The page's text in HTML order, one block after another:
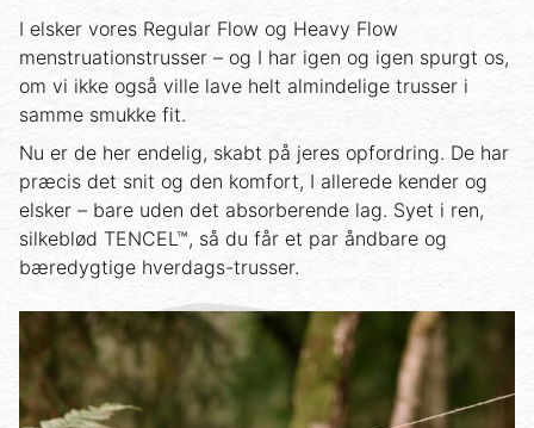
I elsker vores Regular Flow og Heavy Flow
menstruationstrusser – og I har igen og igen spurgt os,
om vi ikke også ville lave helt almindelige trusser i
samme smukke fit.
Nu er de her endelig, skabt på jeres opfordring. De har
præcis det snit og den komfort, I allerede kender og
elsker – bare uden det absorberende lag. Syet i ren,
silkeblød TENCEL™, så du får et par åndbare og
bæredygtige hverdags-trusser.